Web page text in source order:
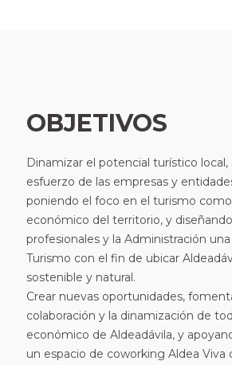
OBJETIVOS
Dinamizar el potencial turístico local,
esfuerzo de las empresas y
poniendo el foco en el turismo
económico del territorio, y
profesionales y la Administración
Turismo con el fin de ubicar
sostenible y natural.
Crear nuevas oportunidades,
colaboración y la dinamización de
económico de Aldeadávila, y
un espacio de coworking Aldea Viva